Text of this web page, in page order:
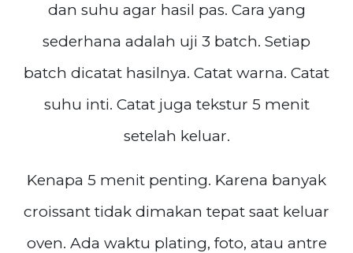
dan suhu agar hasil pas. Cara yang
sederhana adalah uji 3 batch. Setiap
batch dicatat hasilnya. Catat warna. Catat
suhu inti. Catat juga tekstur 5 menit
setelah keluar.
Kenapa 5 menit penting. Karena banyak
croissant tidak dimakan tepat saat keluar
oven. Ada waktu plating, foto, atau antre